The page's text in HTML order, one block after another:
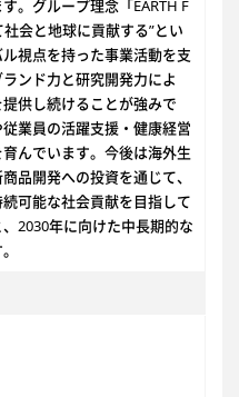
。グループ理念「EARTH F
社会と地球に貢献する”とい
視点を持った事業活動を支
ンド力と研究開発力によ
供し続けることが強みで
業員の活躍支援・健康経営
んでいます。今後は海外生
品開発への投資を通じて、
可能な社会貢献を目指して
2030年に向けた中長期的な